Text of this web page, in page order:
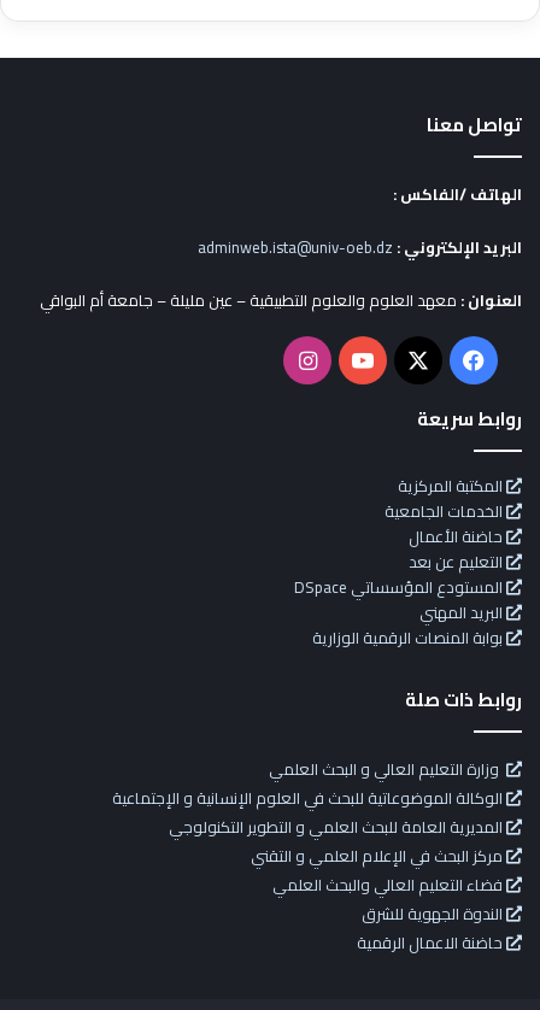
تواصل معنا
الهاتف /الفاكس :
البريد الإلكتروني : adminweb.ista@univ-oeb.dz
العنوان : معهد العلوم والعلوم التطبيقية – عين مليلة – جامعة أم البواقي
فيسبوك
X يوتيوبانستقرام
روابط سريعة
المكتبة المركزية
الخدمات الجامعية
حاضنة الأعمال
التعليم عن بعد
المستودع المؤسساتي DSpace
البريد المهني
بوابة المنصات الرقمية الوزارية
روابط ذات صلة
وزارة التعليم العالي و البحث العلمي
الوكالة الموضوعاتية للبحث في العلوم الإنسانية و الإجتماعية
المديرية العامة للبحث العلمي و التطوير التكنولوجي
مركز البحث في الإعلام العلمي و التقني
فضاء التعليم العالي والبحث العلمي
الندوة الجهوية للشرق
حاضنة الاعمال الرقمية